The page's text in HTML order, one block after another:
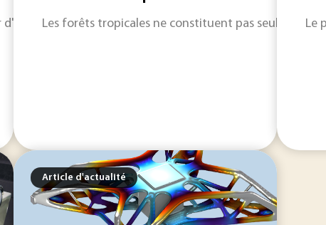
sur les informations qui feront l'actualité
Les forêts tropicales ne constituent pas seulementLe
Article d'actualité